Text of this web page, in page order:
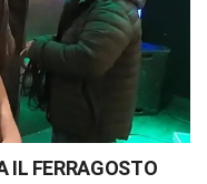
IL FERRAGOSTO